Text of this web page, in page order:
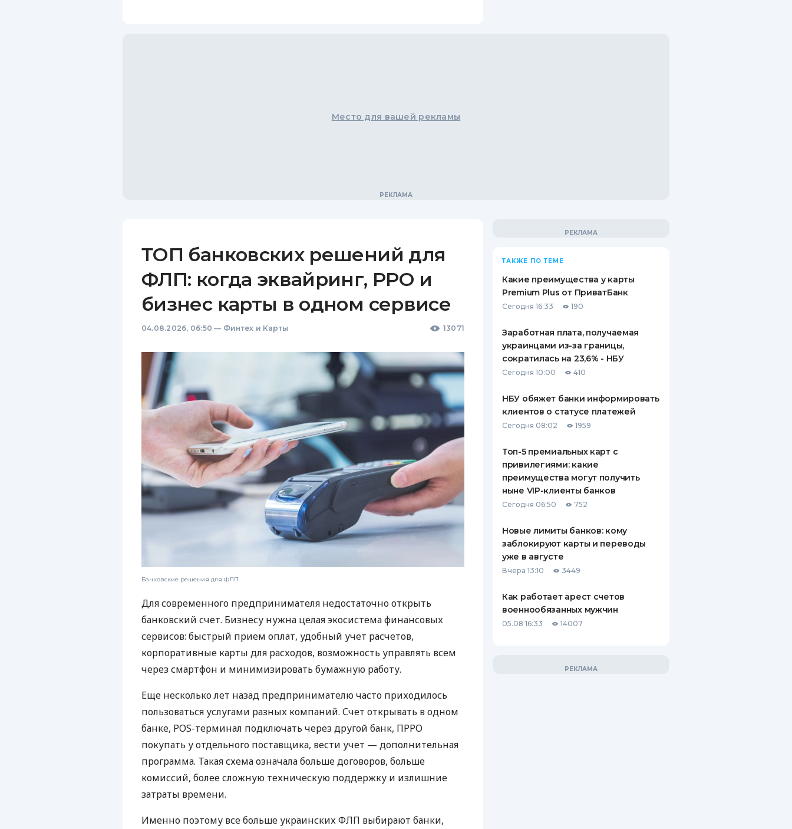
Место для вашей рекламы
ТОП банковских решений для
ФЛП: когда эквайринг, РРО и
бизнес карты в одном сервисе
04.08.2026, 06:50 — Финтех и Карты 13071
Банковские решения для ФЛП
Для современного предпринимателя недостаточно открыть
банковский счет. Бизнесу нужна целая экосистема финансовых
сервисов: быстрый прием оплат, удобный учет расчетов,
корпоративные карты для расходов, возможность управлять всем
через смартфон и минимизировать бумажную работу.
Еще несколько лет назад предпринимателю часто приходилось
пользоваться услугами разных компаний. Счет открывать в одном
банке, POS-терминал подключать через другой банк, ПРРО
покупать у отдельного поставщика, вести учет — дополнительная
программа. Такая схема означала больше договоров, больше
комиссий, более сложную техническую поддержку и излишние
затраты времени.
Именно поэтому все больше украинских ФЛП выбирают банки,
ТАКЖЕ ПО ТЕМЕ
Какие преимущества у карты
Premium Plus от ПриватБанк
Сегодня 16:33 190
Заработная плата, получаемая
украинцами из-за границы,
сократилась на 23,6% - НБУ
Сегодня 10:00 410
НБУ обяжет банки информировать
клиентов о статусе платежей
Сегодня 08:02 1959
Топ-5 премиальных карт с
привилегиями: какие
преимущества могут получить
ныне VIP-клиенты банков
Сегодня 06:50 752
Новые лимиты банков: кому
заблокируют карты и переводы
уже в августе
Вчера 13:10 3449
Как работает арест счетов
военнообязанных мужчин
05.08 16:33 14007